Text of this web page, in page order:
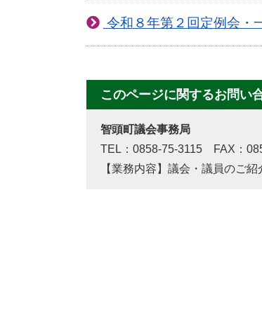
令和８年第２回定例会・
このページに関するお問い
智頭町議会事務局
TEL：0858-75-3115 FAX：
【業務内容】議会・議員のご